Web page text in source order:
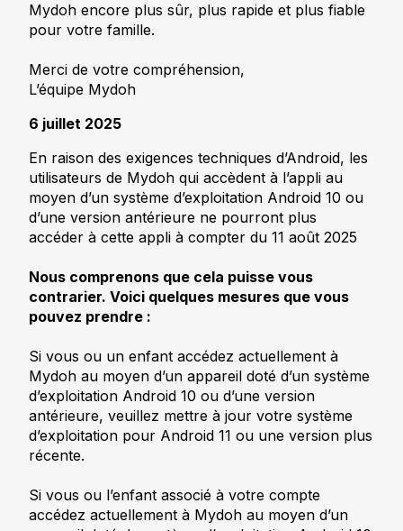
Mydoh encore plus sûr, plus rapide et plus fiable
pour votre famille.
Merci de votre compréhension,
L’équipe Mydoh
6 juillet 2025
En raison des exigences techniques d’Android, les
utilisateurs de Mydoh qui accèdent à l’appli au
moyen d’un système d’exploitation Android 10 ou
d’une version antérieure ne pourront plus
accéder à cette appli à compter du 11 août 2025
Nous comprenons que cela puisse vous
contrarier. Voici quelques mesures que vous
pouvez prendre :
Si vous ou un enfant accédez actuellement à
Mydoh au moyen d’un appareil doté d’un système
d’exploitation Android 10 ou d’une version
antérieure, veuillez mettre à jour votre système
d’exploitation pour Android 11 ou une version plus
récente.
Si vous ou l’enfant associé à votre compte
accédez actuellement à Mydoh au moyen d’un